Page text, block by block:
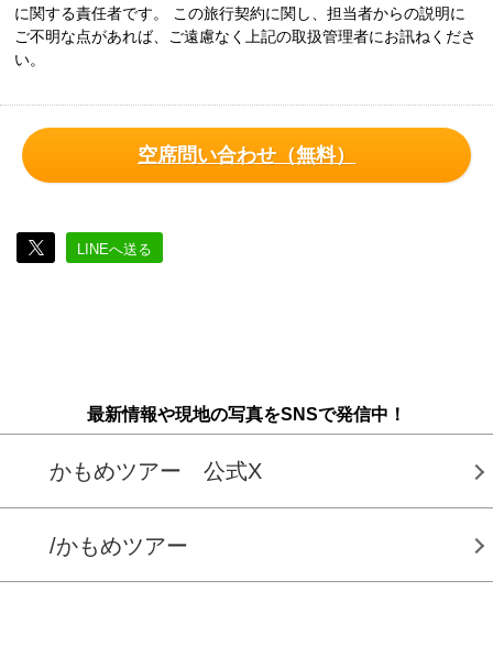
に関する責任者です。 この旅行契約に関し、担当者からの説明に
ご不明な点があれば、ご遠慮なく上記の取扱管理者にお訊ねくださ
い。
空席問い合わせ（無料）
LINEへ送る
最新情報や現地の写真をSNSで発信中！
かもめツアー 公式X
/かもめツアー